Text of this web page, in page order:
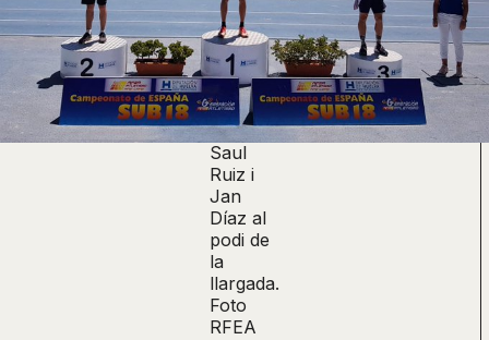
Saul
Ruiz i
Jan
Díaz al
podi de
la
llargada.
Foto
RFEA